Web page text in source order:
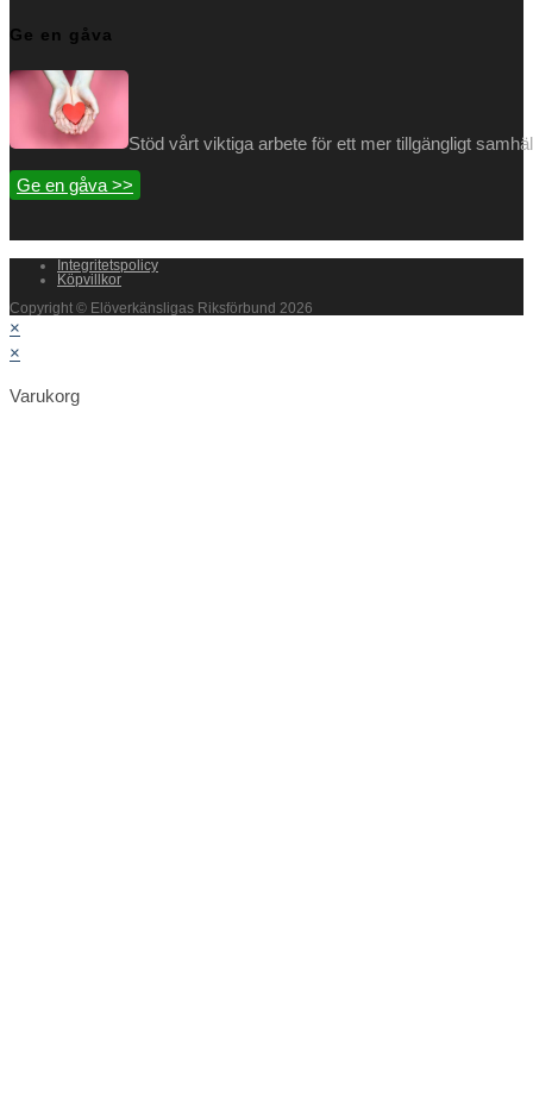
Ge en gåva
Stöd vårt viktiga arbete för ett mer tillgängligt
Ge en gåva >>
Integritetspolicy
Köpvillkor
Copyright © Elöverkänsligas Riksförbund 2026
×
×
Varukorg